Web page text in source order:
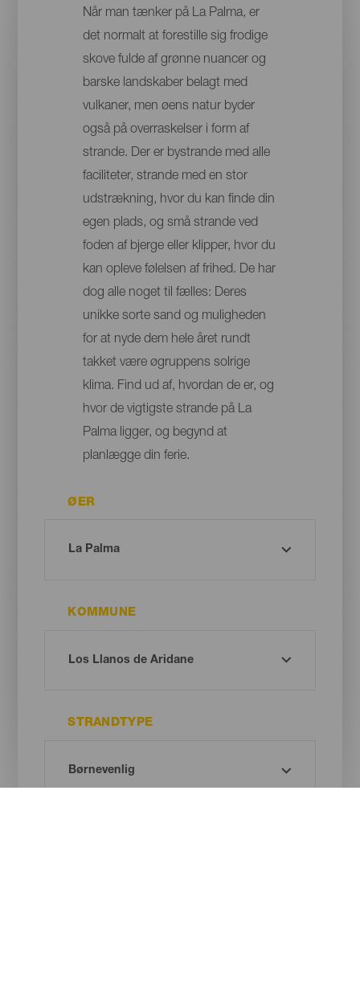
Når man tænker på La Palma, er
det normalt at forestille sig frodige
skove fulde af grønne nuancer og
barske landskaber belagt med
vulkaner, men øens natur byder
også på overraskelser i form af
strande. Der er bystrande med alle
faciliteter, strande med en stor
udstrækning, hvor du kan finde din
egen plads, og små strande ved
foden af bjerge eller klipper, hvor du
kan opleve følelsen af frihed. De har
dog alle noget til fælles: Deres
unikke sorte sand og muligheden
for at nyde dem hele året rundt
takket være øgruppens solrige
klima. Find ud af, hvordan de er, og
hvor de vigtigste strande på La
Palma ligger, og begynd at
planlægge din ferie.
ØER
KOMMUNE
STRANDTYPE